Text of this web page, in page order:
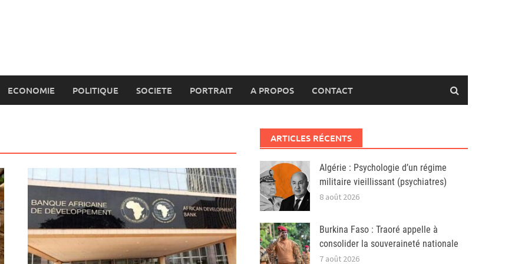
ECONOMIE POLITIQUE SOCIETE PORTRAIT A PROPOS CONTACT
ARTICLES RÉCENTS
Algérie : Psychologie d’un régime
militaire vieillissant (psychiatres)
8 août 2026
Burkina Faso : Traoré appelle à
consolider la souveraineté nationale
7 août 2026